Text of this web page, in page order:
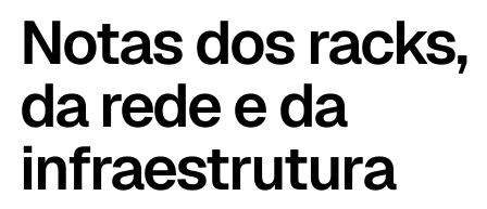
Notas dos racks,
da rede e da
infraestrutura